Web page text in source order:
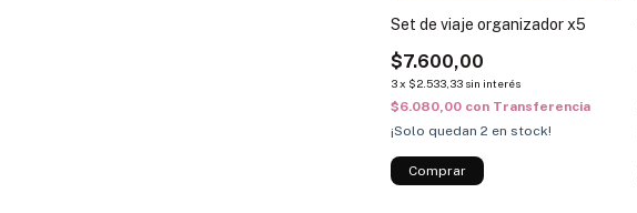
Set de viaje organizador x5
$7.600,00
3x $2.533,33 sin interés
$6.080,00 con Transferencia
¡Solo quedan2 en stock!